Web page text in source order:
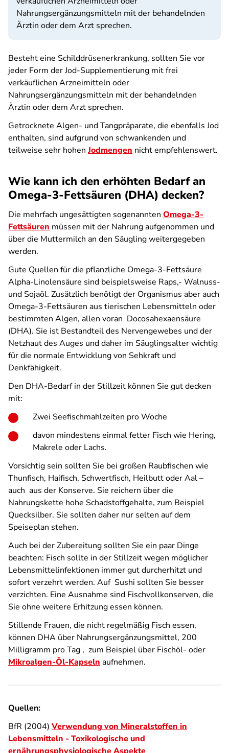
Nahrungsergänzungsmitteln mit der behandelnden
Ärztin oder dem Arzt sprechen.
Besteht eine Schilddrüsenerkrankung, sollten Sie vor
jeder Form der Jod-Supplementierung mit frei
verkäuflichen Arzneimitteln oder
Nahrungsergänzungsmitteln mit der behandelnden
Ärztin oder dem Arzt sprechen.
Getrocknete Algen- und Tangpräparate, die ebenfalls Jod
enthalten, sind aufgrund von schwankenden und
teilweise sehr hohenJodmengen nicht empfehlenswert.
Wie kann ich den erhöhten Bedarf an
Omega-3-Fettsäuren (DHA) decken?
Die mehrfach ungesättigten sogenannten Omega-3-
Fettsäuren müssen mit der Nahrung aufgenommen und
über die Muttermilch an den Säugling weitergegeben
werden.
Gute Quellen für die pflanzliche Omega-3-Fettsäure
Alpha-Linolensäure sind beispielsweise Raps,- Walnuss-
und Sojaöl. Zusätzlich benötigt der Organismus aber auch
Omega-3-Fettsäuren aus tierischen Lebensmitteln oder
bestimmten Algen, allen voran Docosahexaensäure
(DHA). Sie ist Bestandteil des Nervengewebes und der
Netzhaut des Auges und daher im Säuglingsalter wichtig
für die normale Entwicklung von Sehkraft und
Denkfähigkeit.
Den DHA-Bedarf in der Stillzeit können Sie gut decken
mit:
Zwei Seefischmahlzeiten pro Woche
davon mindestens einmal fetter Fisch wie Hering,
Makrele oder Lachs.
Vorsichtig sein sollten Sie bei großen Raubfischen wie
Thunfisch, Haifisch, Schwertfisch, Heilbutt oder Aal –
auch aus der Konserve. Sie reichern über die
Nahrungskette hohe Schadstoffgehalte, zum Beispiel
Quecksilber. Sie sollten daher nur selten auf dem
Speiseplan stehen.
Auch bei der Zubereitung sollten Sie ein paar Dinge
beachten: Fisch sollte in der Stillzeit wegen möglicher
Lebensmittelinfektionen immer gut durcherhitzt und
sofort verzehrt werden. Auf Sushi sollten Sie besser
verzichten. Eine Ausnahme sind Fischvollkonserven, die
Sie ohne weitere Erhitzung essen können.
Stillende Frauen, die nicht regelmäßig Fisch essen,
können DHA über Nahrungsergänzungsmittel, 200
Milligramm pro Tag , zum Beispiel über Fischöl- oder
Mikroalgen-Öl-Kapseln aufnehmen.
Quellen:
BfR (2004) Verwendung von Mineralstoffen in
Lebensmitteln - Toxikologische und